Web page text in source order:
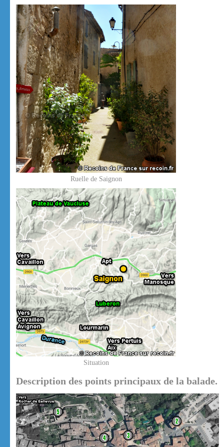
Ruelle de Saignon
Situation
Description des points principaux de la balade.